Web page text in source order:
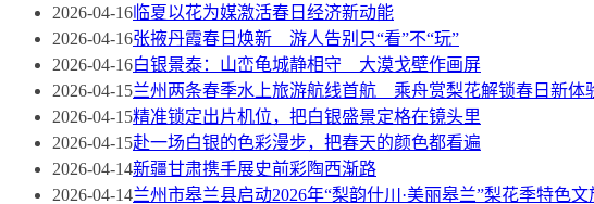
2026-04-16临夏以花为媒激活春日经济新动能
2026-04-16张掖丹霞春日焕新 游人告别只“看”不“玩”
2026-04-16白银景泰：山峦龟城静相守 大漠戈壁作画屏
2026-04-15兰州两条春季水上旅游航线首航 乘舟赏梨花解锁春日新体
2026-04-15精准锁定出片机位，把白银盛景定格在镜头里
2026-04-15赴一场白银的色彩漫步，把春天的颜色都看遍
2026-04-14新疆甘肃携手展史前彩陶西渐路
2026-04-14兰州市皋兰县启动2026年“梨韵什川·美丽皋兰”梨花季特色文